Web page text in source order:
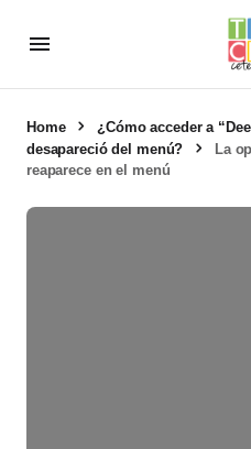
Home
¿Cómo acceder a
desapareció del menú?
La
reaparece en el menú